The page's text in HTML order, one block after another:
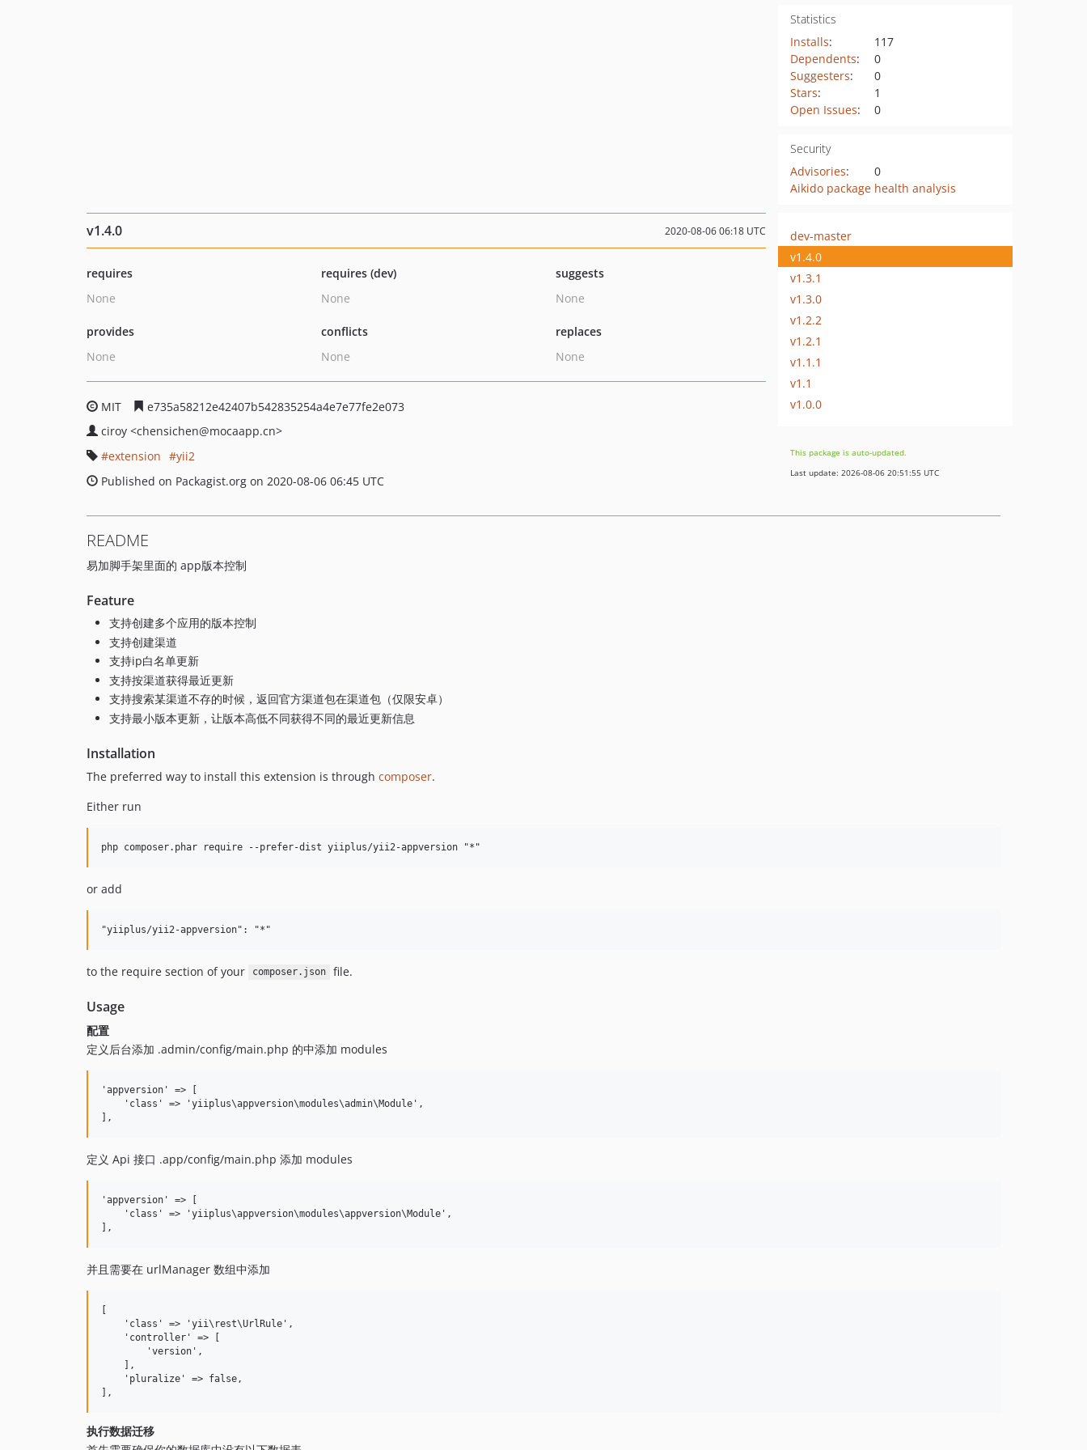
Statistics
Installs:
117
Dependents:
0
Suggesters:
0
Stars:
1
Open Issues: 0
Security
Advisories:
0
Aikido package health analysis
v1.4.0 2020-08-06 06:18 UTC
requires
None
requires (dev)
None
suggests
None
provides
None
conflicts
None
replaces
None
MIT
e735a58212e42407b542835254a4e7e77fe2e073
ciroy <chensichen@mocaapp.cn>
extension
yii2
Published on Packagist.org on 2020-08-06 06:45 UTC
dev-master
v1.4.0
v1.3.1
v1.3.0
v1.2.2
v1.2.1
v1.1.1
v1.1
v1.0.0
This package is auto-updated.
Last update: 2026-08-06 20:51:55 UTC
README
易加脚手架里面的 app版本控制
Feature
支持创建多个应用的版本控制
支持创建渠道
支持ip白名单更新
支持按渠道获得最近更新
支持搜索某渠道不存的时候，返回官方渠道包在渠道包（仅限安卓）
支持最小版本更新，让版本高低不同获得不同的最近更新信息
Installation
The preferred way to install this extension is through composer.
Either run
or add
to the require section of your composer.json file.
Usage
配置
定义后台添加 .admin/config/main.php 的中添加 modules
'appversion' => [
    'class' => 'yiiplus\appversion\modules\admin\Module',
定义 Api 接口 .app/config/main.php 添加 modules
'appversion' => [
    'class' => 'yiiplus\appversion\modules\appversion\Module',
并且需要在 urlManager 数组中添加
[
    'class' => 'yii\rest\UrlRule',
    'controller' => [
        'version',
    ],
    'pluralize' => false,
执行数据迁移